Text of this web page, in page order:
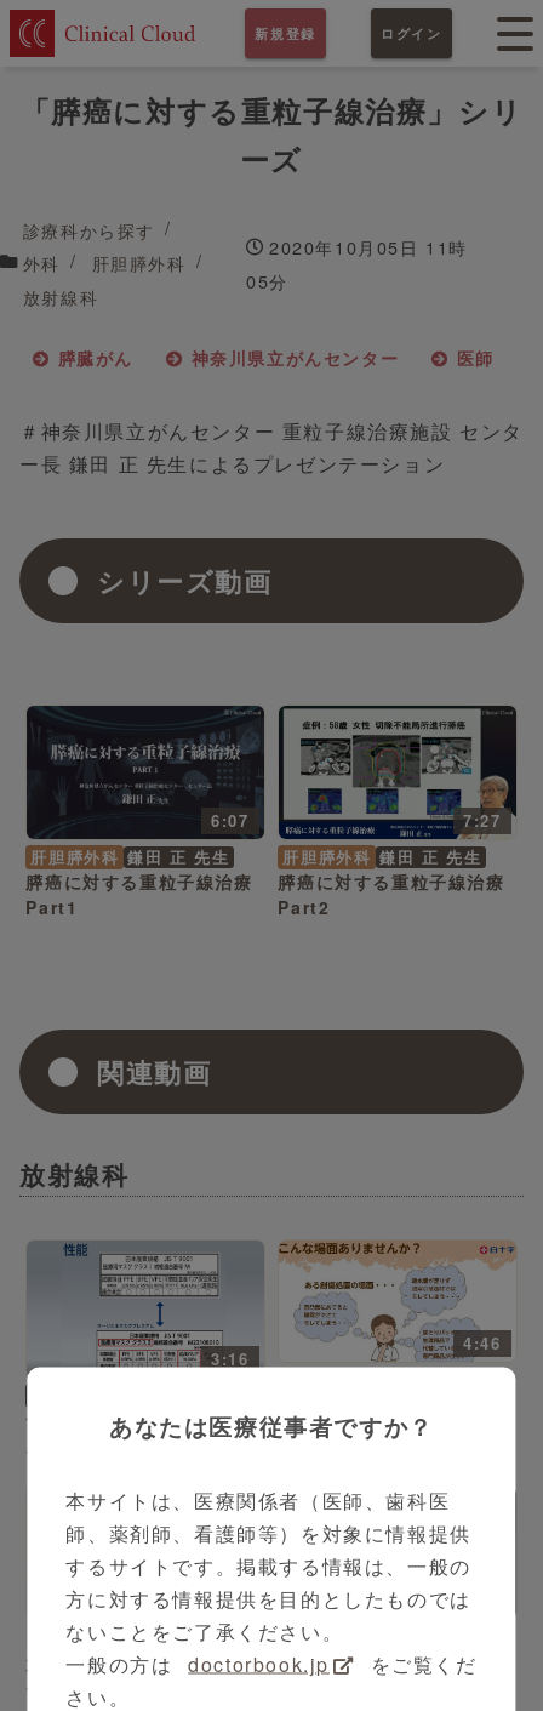
新規登録 ログイン
「膵癌に対する重粒子線治療」シリ
ーズ
診療科から探す
外科
肝胆膵外科
放射線科
2020年10月05日 11時
05分
膵臓がん 神奈川県立がんセンター 医師
＃神奈川県立がんセンター 重粒子線治療施設 センタ
ー長 鎌田 正 先生によるプレゼンテーション
シリーズ動画
6:07
肝胆膵外科 鎌田 正 先生
膵癌に対する重粒子線治療
Part1
7:27
肝胆膵外科 鎌田 正 先生
膵癌に対する重粒子線治療
Part2
関連動画
放射線科
3:16
サージカルマスクプレミア
ムご紹介、使用方法他
4:46
マインパッド
シリーズ（全21本）
大阪赤十字病院 モーニング
セミナー
13:21
放射線科
湘南鎌倉総合病院における
あなたは医療従事者ですか？
本サイトは、医療関係者（医師、歯科医
師、薬剤師、看護師等）を対象に情報提供
するサイトです。掲載する情報は、一般の
方に対する情報提供を目的としたものでは
ないことをご了承ください。
一般の方は
doctorbook.jp
をご覧くだ
さい。